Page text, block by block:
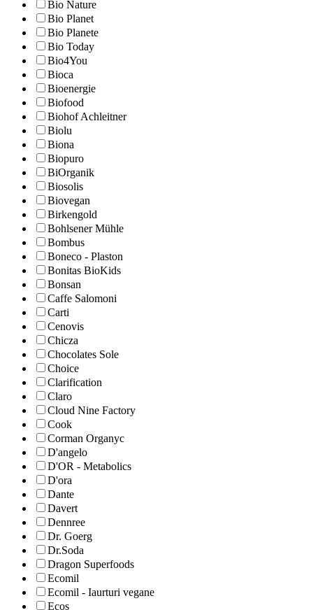
Bio Nature
Bio Planet
Bio Planete
Bio Today
Bio4You
Bioca
Bioenergie
Biofood
Biohof Achleitner
Biolu
Biona
Biopuro
BiOrganik
Biosolis
Biovegan
Birkengold
Bohlsener Mühle
Bombus
Boneco - Plaston
Bonitas BioKids
Bonsan
Caffe Salomoni
Carti
Cenovis
Chicza
Chocolates Sole
Choice
Clarification
Claro
Cloud Nine Factory
Cook
Corman Organyc
D'angelo
D'OR - Metabolics
D'ora
Dante
Davert
Dennree
Dr. Goerg
Dr.Soda
Dragon Superfoods
Ecomil
Ecomil - Iaurturi vegane
Ecos